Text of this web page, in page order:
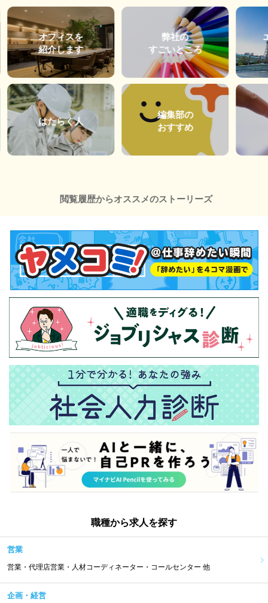
オフィスを
紹介します
はたらく人
弊社の
すごいところ
編集部の
おすすめ
閲覧履歴からオススメのストーリーズ
職種から求人を探す
営業
営業・代理店営業・人材コーディネーター・コールセンター 他
企画・経営